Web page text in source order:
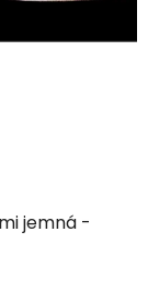
jemná -